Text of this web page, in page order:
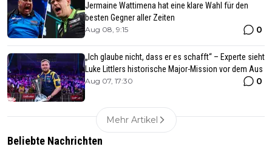
Jermaine Wattimena hat eine klare Wahl für den
besten Gegner aller Zeiten
Aug 08, 9:15 0
„Ich glaube nicht, dass er es schafft“ – Experte sieht
Luke Littlers historische Major-Mission vor dem Aus
Aug 07, 17:30 0
Mehr Artikel
Beliebte Nachrichten